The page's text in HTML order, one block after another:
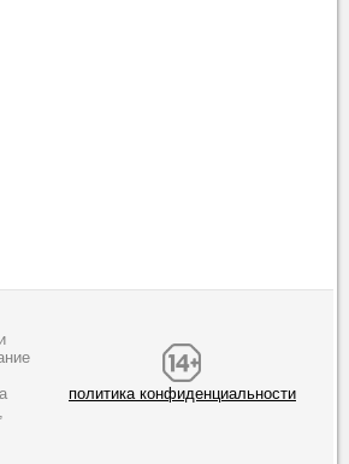
политика конфиденциальности